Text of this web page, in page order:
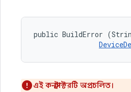
public BuildError
এই কনস্ট্রাক্টরটি অপ্রচলিত।